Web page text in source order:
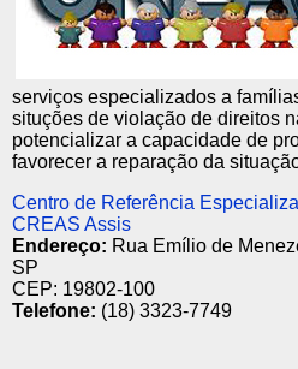
serviços especializados a
situções de violação de direitos
potencializar a capacidade de
favorecer a reparação da
Centro de Referência
CREAS Assis
Endereço: Rua Emílio de
SP
CEP: 19802-100
Telefone: (18) 3323-7749